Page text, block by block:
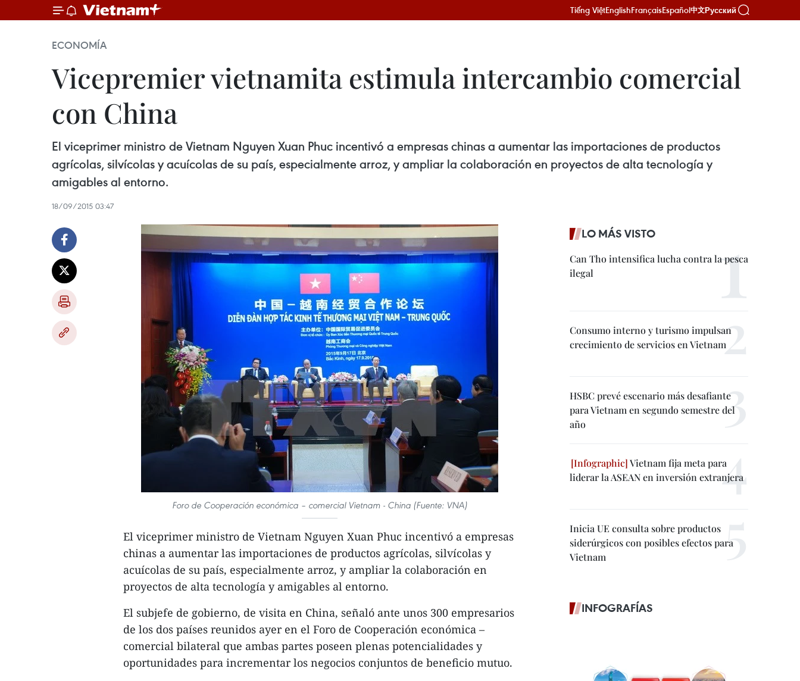
Tiếng ViệtEnglishFrançaisEspañol中文Русский
ECONOMÍA
Vicepremier vietnamita estimula intercambio comercial
con China
El viceprimer ministro de Vietnam Nguyen Xuan Phuc incentivó a empresas chinas a aumentar las importaciones de productos
agrícolas, silvícolas y acuícolas de su país, especialmente arroz, y ampliar la colaboración en proyectos de alta tecnología y
amigables al entorno.
18/09/2015 03:47
Foro de Cooperación económica – comercial Vietnam - China (Fuente: VNA)
El viceprimer ministro de Vietnam Nguyen Xuan Phuc incentivó a empresas
chinas a aumentar las importaciones de productos agrícolas, silvícolas y
acuícolas de su país, especialmente arroz, y ampliar la colaboración en
proyectos de alta tecnología y amigables al entorno.
El subjefe de gobierno, de visita en China, señaló ante unos 300 empresarios
de los dos países reunidos ayer en el Foro de Cooperación económica –
comercial bilateral que ambas partes poseen plenas potencialidades y
oportunidades para incrementar los negocios conjuntos de beneficio mutuo.
LO MÁS VISTO
Can Tho intensifica lucha contra la pesca
ilegal
Consumo interno y turismo impulsan
crecimiento de servicios en Vietnam
HSBC prevé escenario más desafiante
para Vietnam en segundo semestre del
año
Vietnam fija meta para
liderar la ASEAN en inversión extranjera
Inicia UE consulta sobre productos
siderúrgicos con posibles efectos para
Vietnam
INFOGRAFÍAS